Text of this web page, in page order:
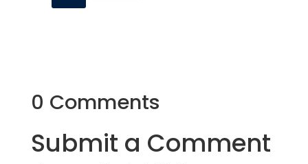
0 Comments
Submit a Comment